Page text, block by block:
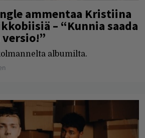
ammentaa Kristiina
– “Kunnia saada
albumilta.